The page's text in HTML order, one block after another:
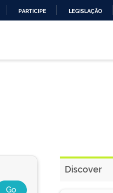
PARTICIPE LEGISLAÇÃO
Discover